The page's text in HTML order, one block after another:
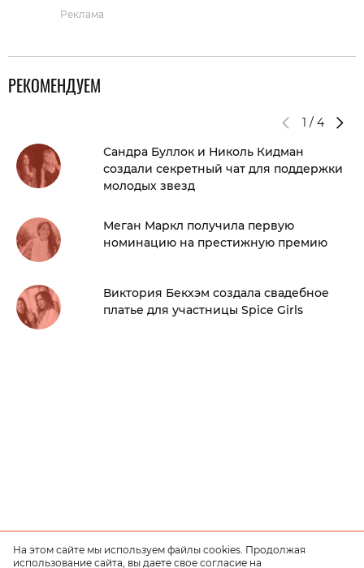
Реклама
РЕКОМЕНДУЕМ
1 / 4
Сандра Буллок и Николь Кидман
создали секретный чат для поддержки
молодых звезд
Меган Маркл получила первую
номинацию на престижную премию
Виктория Бекхэм создала свадебное
платье для участницы Spice Girls
На этом сайте мы используем файлы cookies. Продолжая
использование сайта, вы даете свое согласие на